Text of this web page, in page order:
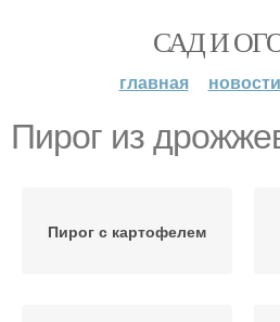
САД И
главная новости
Пирог из
Пирог с картофелем